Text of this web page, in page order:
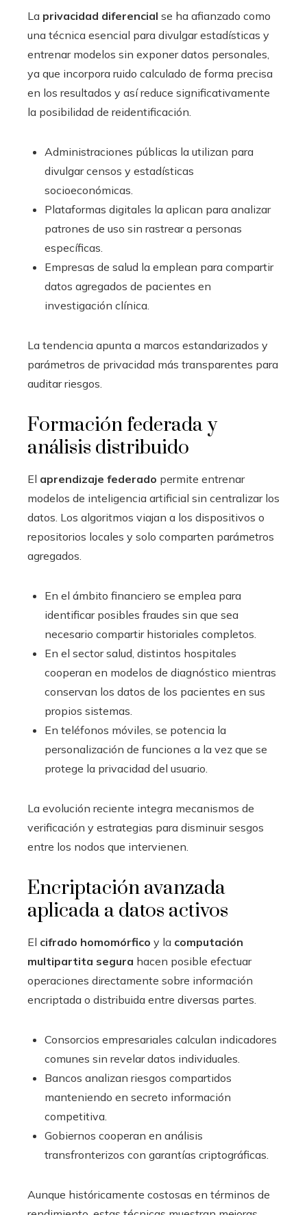
La privacidad diferencial se ha afianzado como
una técnica esencial para divulgar estadísticas y
entrenar modelos sin exponer datos personales,
ya que incorpora ruido calculado de forma precisa
en los resultados y así reduce significativamente
la posibilidad de reidentificación.
Administraciones públicas la utilizan para
divulgar censos y estadísticas
socioeconómicas.
Plataformas digitales la aplican para analizar
patrones de uso sin rastrear a personas
específicas.
Empresas de salud la emplean para compartir
datos agregados de pacientes en
investigación clínica.
La tendencia apunta a marcos estandarizados y
parámetros de privacidad más transparentes para
auditar riesgos.
Formación federada y
análisis distribuido
El aprendizaje federado permite entrenar
modelos de inteligencia artificial sin centralizar los
datos. Los algoritmos viajan a los dispositivos o
repositorios locales y solo comparten parámetros
agregados.
En el ámbito financiero se emplea para
identificar posibles fraudes sin que sea
necesario compartir historiales completos.
En el sector salud, distintos hospitales
cooperan en modelos de diagnóstico mientras
conservan los datos de los pacientes en sus
propios sistemas.
En teléfonos móviles, se potencia la
personalización de funciones a la vez que se
protege la privacidad del usuario.
La evolución reciente integra mecanismos de
verificación y estrategias para disminuir sesgos
entre los nodos que intervienen.
Encriptación avanzada
aplicada a datos activos
El cifrado homomórfico y la computación
multipartita segura hacen posible efectuar
operaciones directamente sobre información
encriptada o distribuida entre diversas partes.
Consorcios empresariales calculan indicadores
comunes sin revelar datos individuales.
Bancos analizan riesgos compartidos
manteniendo en secreto información
competitiva.
Gobiernos cooperan en análisis
transfronterizos con garantías criptográficas.
Aunque históricamente costosas en términos de